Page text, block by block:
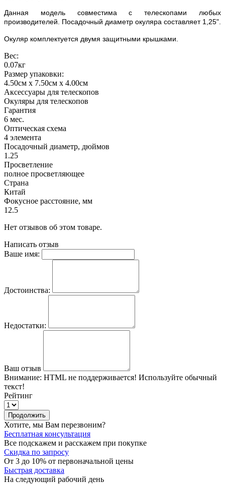
Данная модель совместима с телескопами любых
производителей. Посадочный диаметр окуляра составляет 1,25".
Окуляр комплектуется двумя защитными крышками.
Вес:
0.07кг
Размер упаковки:
4.50см x 7.50см x 4.00см
Аксессуары для телескопов
Окуляры для телескопов
Гарантия
6 мес.
Оптическая схема
4 элемента
Посадочный диаметр, дюймов
1.25
Просветление
полное просветляющее
Страна
Китай
Фокусное расстояние, мм
12.5
Нет отзывов об этом товаре.
Написать отзыв
Ваше имя:
Достоинства:
Недостатки:
Ваш отзыв
Внимание: HTML не поддерживается! Используйте обычный
текст!
Рейтинг
Продолжить
Хотите, мы Вам перезвоним?
Бесплатная консультация
Все подскажем и расскажем при покупке
Скидка по запросу
От 3 до 10% от первоначальной цены
Быстрая доставка
На следующий рабочий день